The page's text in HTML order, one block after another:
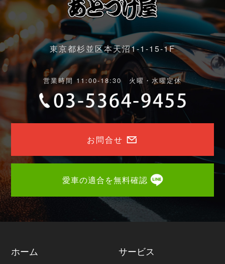
東京都杉並区本天沼1-1-15-1F
営業時間 11:00-18:30 火曜・水曜定休
お問合せ
愛車の適合を無料確認
ホーム サービス